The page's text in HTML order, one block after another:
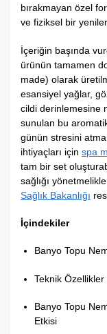
bırakmayan özel
ve fiziksel bir
İçeriğin başında
ürünün tamamen
made) olarak
esansiyel yağlar,
cildi derinlemesine
sunulan bu
günün stresini
ihtiyaçları için spa
tam bir set
sağlığı
Sağlık Bakanlığı
İçindekiler
Banyo Topu
Teknik
Banyo Topu
Etkisi